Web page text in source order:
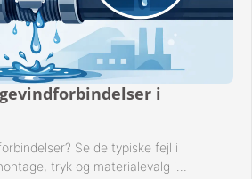
i
Se de typiske fejl i
tryk og materialevalg i